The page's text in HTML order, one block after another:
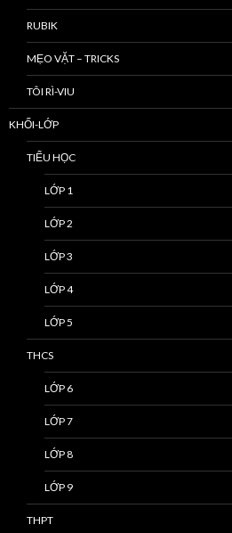
RUBIK
MẸO VẶT – TRICKS
TÔI RÌ-VIU
KHỐI-LỚP
TIỂU HỌC
LỚP 1
LỚP 2
LỚP 3
LỚP 4
LỚP 5
THCS
LỚP 6
LỚP 7
LỚP 8
LỚP 9
THPT